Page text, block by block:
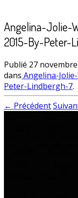
Angelina-Jolie-
2015-By-Peter-
Publié 27
dans Angelina-
Peter-Lindbergh-7.
← Précédent